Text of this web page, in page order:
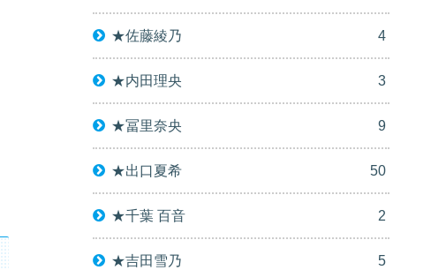
★佐藤綾乃 4
★内田理央 3
★冨里奈央 9
★出口夏希 50
★千葉 百音 2
★吉田雪乃 5